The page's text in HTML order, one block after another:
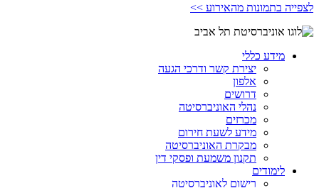
לצפייה בתמונות מהאירוע >>
מידע כללי
יצירת קשר ודרכי הגעה
אלפון
דרושים
נהלי האוניברסיטה
מכרזים
מידע לשעת חירום
מבקרת האוניברסיטה
תקנון משמעת ופסקי דין
לימודים
רישום לאוניברסיטה